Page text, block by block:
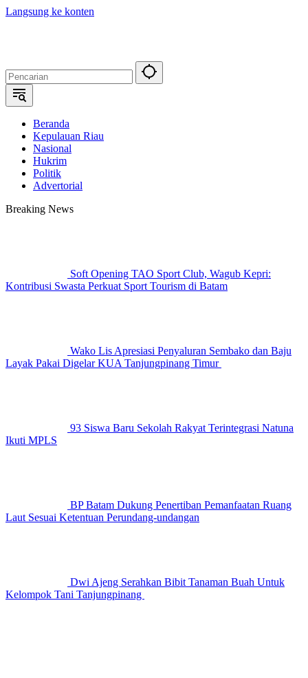
Langsung ke konten
Beranda
Kepulauan Riau
Nasional
Hukrim
Politik
Advertorial
Breaking News
Soft Opening TAO Sport Club, Wagub Kepri:
Kontribusi Swasta Perkuat Sport Tourism di Batam
Wako Lis Apresiasi Penyaluran Sembako dan Baju
Layak Pakai Digelar KUA Tanjungpinang Timur
93 Siswa Baru Sekolah Rakyat Terintegrasi Natuna
Ikuti MPLS
BP Batam Dukung Penertiban Pemanfaatan Ruang
Laut Sesuai Ketentuan Perundang-undangan
Dwi Ajeng Serahkan Bibit Tanaman Buah Untuk
Kelompok Tani Tanjungpinang